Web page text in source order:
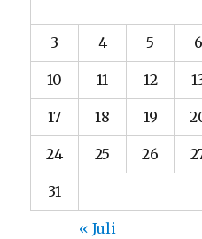
3 4 5 6
10 11 12
17 18 19
24 25 26
31
« Juli